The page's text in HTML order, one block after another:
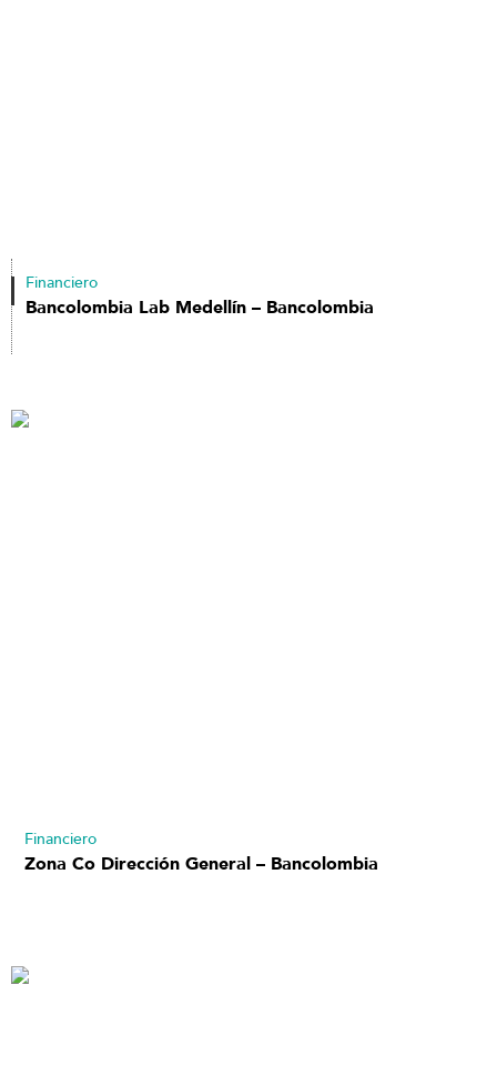
Financiero
Bancolombia Lab Medellín – Bancolombia
Financiero
Zona Co Dirección General – Bancolombia